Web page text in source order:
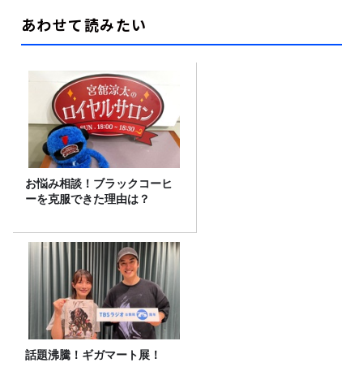
あわせて読みたい
お悩み相談！ブラックコーヒ
ーを克服できた理由は？
話題沸騰！ギガマート展！